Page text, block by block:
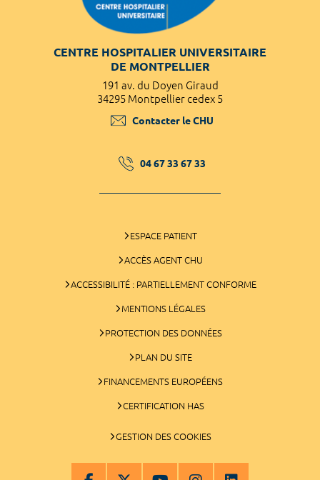
CENTRE HOSPITALIER UNIVERSITAIRE
DE MONTPELLIER
191 av. du Doyen Giraud
34295 Montpellier cedex 5
Contacter le CHU
04 67 33 67 33
ESPACE PATIENT
ACCÈS AGENT CHU
ACCESSIBILITÉ : PARTIELLEMENT CONFORME
MENTIONS LÉGALES
PROTECTION DES DONNÉES
PLAN DU SITE
FINANCEMENTS EUROPÉENS
CERTIFICATION HAS
GESTION DES COOKIES